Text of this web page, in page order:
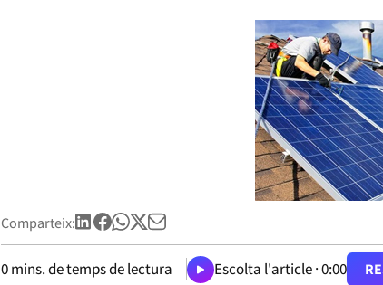
Comparteix:
0mins. de temps de lectura Escolta l'article ·0:00